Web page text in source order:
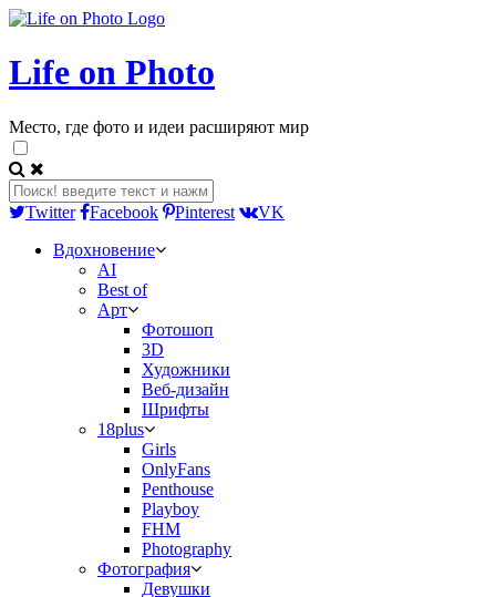
Life on Photo
Место, где фото и идеи расширяют мир
Twitter Facebook Pinterest
VK
Вдохновение
AI
Best of
Арт
Фотошоп
3D
Художники
Веб-дизайн
Шрифты
18plus
Girls
OnlyFans
Penthouse
Playboy
FHM
Photography
Фотография
Девушки